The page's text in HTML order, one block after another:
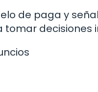
de paga y
decisiones